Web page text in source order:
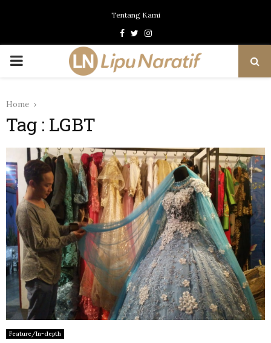
Tentang Kami
Facebook
TwitterInstagram
PRIMARY
Home
Tag : LGBT
Feature/In-depth